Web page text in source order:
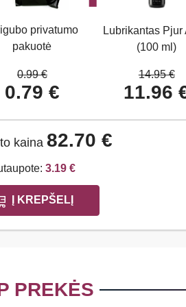
privatumo
pakuotė
0.99 €
0.79 €
Lubrikantas Pjur
(100 ml)
14.95 €
11.96
kaina 82.70 €
3.19 €
Į KREPŠELĮ
PREKĖS